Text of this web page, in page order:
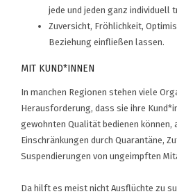
jede und jeden ganz individuell
Zuversicht, Fröhlichkeit,
Beziehung einfließen lassen.
MIT KUND*INNEN
In manchen Regionen stehen viele
Herausforderung, dass sie ihre
gewohnten Qualität bedienen können,
Einschränkungen durch Quarantäne,
Suspendierungen von ungeimpften
Da hilft es meist nicht Ausflüchte zu